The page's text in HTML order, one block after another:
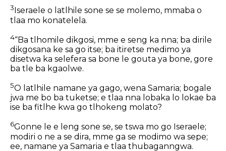
3 Iseraele o latlhile sone se se molemo, mmaba o
tlaa mo konatelela.
4“Ba tlhomile dikgosi, mme e seng ka nna; ba dirile
dikgosana ke sa go itse; ba itiretse medimo ya
disetwa ka selefera sa bone le gouta ya bone, gore
ba tle ba kgaolwe.
5O latlhile namane ya gago, wena Samaria; bogale
jwa me bo ba tuketse; e tlaa nna lobaka lo lokae ba
ise ba fitlhe kwa go tlhokeng molato?
6Gonne le e leng sone se, se tswa mo go Iseraele;
modiri o ne a se dira, mme ga se modimo wa sepe;
ee, namane ya Samaria e tlaa thubaganngwa.